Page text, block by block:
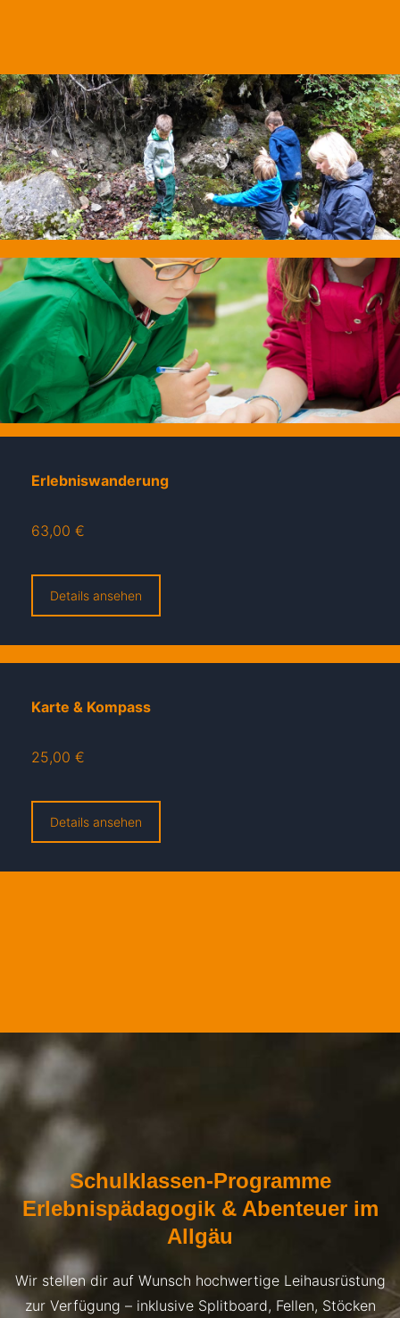
Erlebniswanderung
63,00 €
Details ansehen
Karte & Kompass
25,00 €
Details ansehen
Schulklassen-Programme
Erlebnispädagogik & Abenteuer im
Allgäu
Wir stellen dir auf Wunsch hochwertige Leihausrüstung
zur Verfügung – inklusive Splitboard, Fellen, Stöcken